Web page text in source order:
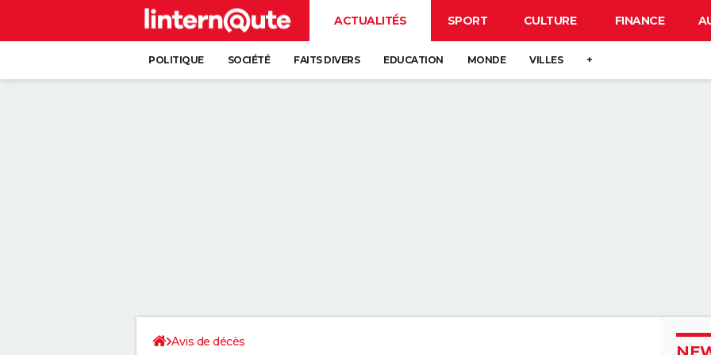
ACTUALITÉS SPORT CULTURE FINANCE
POLITIQUE SOCIÉTÉ FAITS DIVERS EDUCATION MONDE VILLES +
Avis de décès